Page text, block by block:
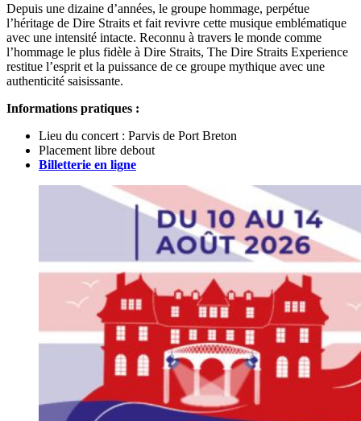
Depuis une dizaine d’années, le groupe hommage, perpétue
l’héritage de Dire Straits et fait revivre cette musique emblématique
avec une intensité intacte. Reconnu à travers le monde comme
l’hommage le plus fidèle à Dire Straits, The Dire Straits Experience
restitue l’esprit et la puissance de ce groupe mythique avec une
authenticité saisissante.
Informations pratiques :
Lieu du concert : Parvis de Port Breton
Placement libre debout
Billetterie en ligne